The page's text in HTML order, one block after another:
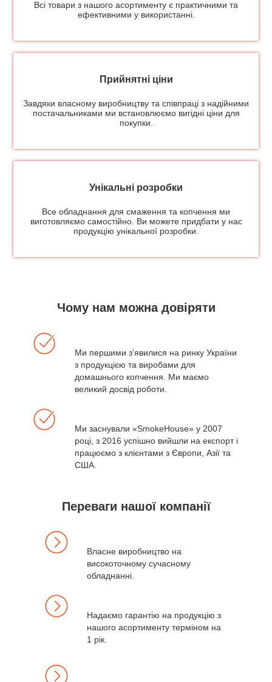
Всі товари з нашого асортименту є практичними та
ефективними у використанні.
Прийнятні ціни
Завдяки власному виробництву та співпраці з надійними
постачальниками ми встановлюємо вигідні ціни для
покупки.
Унікальні розробки
Все обладнання для смаження та копчення ми
виготовляємо самостійно. Ви можете придбати у нас
продукцію унікальної розробки.
Чому нам можна довіряти
Ми першими з'явилися на ринку України
з продукцією та виробами для
домашнього копчення. Ми маємо
великий досвід роботи.
Ми заснували «SmokeHouse» у 2007
році, з 2016 успішно вийшли на експорт і
працюємо з клієнтами з Європи, Азії та
США.
Переваги нашої компанії
Власне виробництво на
високоточному сучасному
обладнанні.
Надаємо гарантію на продукцію з
нашого асортименту терміном на
1 рік.